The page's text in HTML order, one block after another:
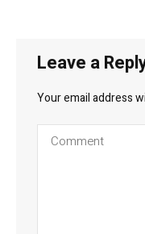
Leave a
Your email address